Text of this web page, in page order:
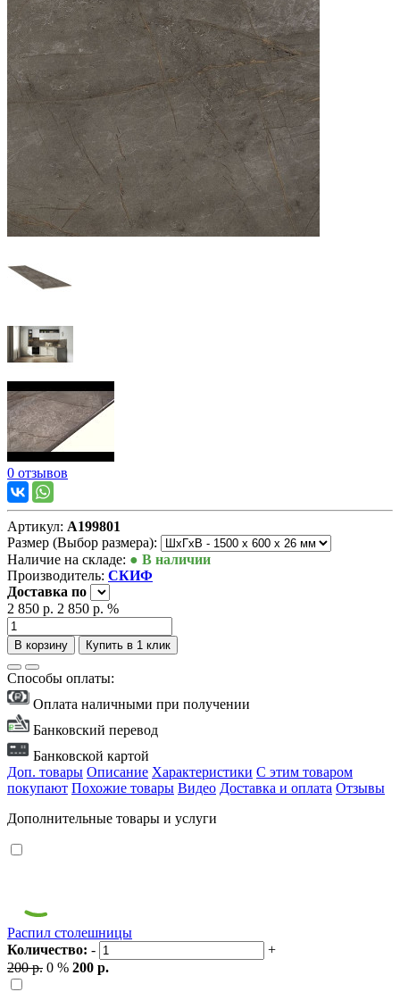
0 отзывов
Артикул: А199801
Размер (Выбор размера):
Наличие на складе: ● В наличии
Производитель: СКИФ
Доставка по
2 850 р. 2 850 р. %
В корзину Купить в 1 клик
Способы оплаты:
Оплата наличными при получении
Банковский перевод
Банковской картой
Доп. товары Описание Характеристики С этим товаром
покупают Похожие товары Видео Доставка и оплата Отзывы
Дополнительные товары и услуги
Распил столешницы
Количество: -
+
200 р. 0 % 200 р.